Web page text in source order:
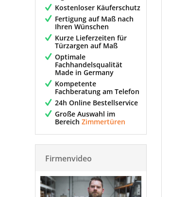
Kostenloser Käuferschutz
Fertigung auf Maß nach
Ihren Wünschen
Kurze Lieferzeiten für
Türzargen auf Maß
Optimale
Fachhandelsqualität
Made in Germany
Kompetente
Fachberatung am Telefon
24h Online Bestellservice
Große Auswahl im
Bereich Zimmertüren
Firmenvideo